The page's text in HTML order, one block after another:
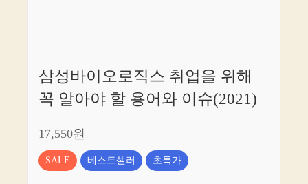
삼성바이오로직스 취업을 위해
꼭 알아야 할 용어와 이슈(2021)
17,550원
SALE 베스트셀러 초특가